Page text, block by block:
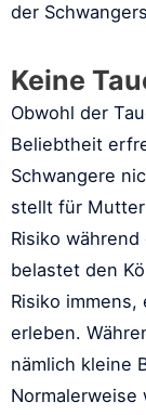
der
Keine
Obwohl der
Beliebtheit
Schwangere
stellt für
Risiko
belastet den
Risiko
erleben.
nämlich kleine
Normalerweise